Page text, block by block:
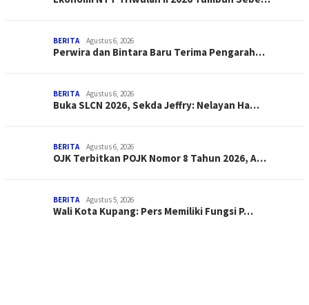
BERITA Agustus 6, 2026
Perwira dan Bintara Baru Terima Pengarah…
BERITA Agustus 6, 2026
Buka SLCN 2026, Sekda Jeffry: Nelayan Ha…
BERITA Agustus 6, 2026
OJK Terbitkan POJK Nomor 8 Tahun 2026, A…
BERITA Agustus 5, 2026
Wali Kota Kupang: Pers Memiliki Fungsi P…